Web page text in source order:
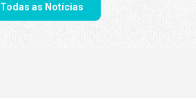
Todas as Notícias